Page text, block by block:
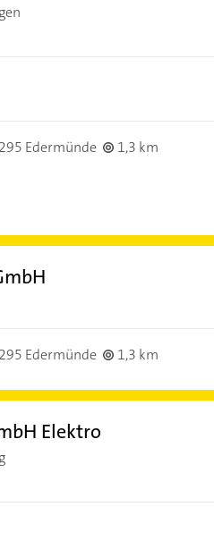
Edermünde
1,3 km
Edermünde 1,3 km
Elektro